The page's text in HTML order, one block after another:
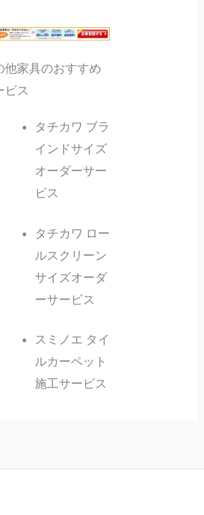
他家具のおすすめ
ビス
タチカワ ブラ
インドサイズ
オーダーサー
ビス
タチカワ ロー
ルスクリーン
サイズオーダ
ーサービス
スミノエ タイ
ルカーペット
施工サービス